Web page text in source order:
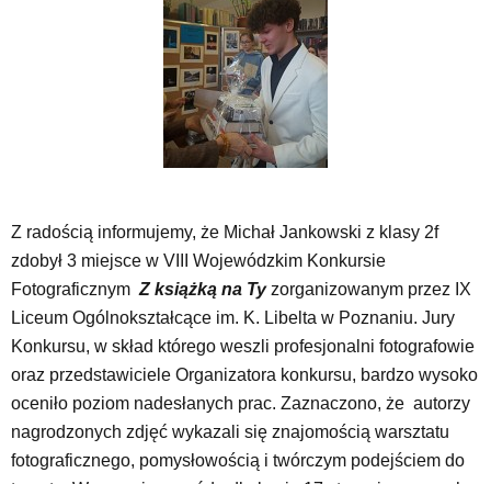
Z radością informujemy, że Michał Jankowski z klasy 2f
zdobył 3 miejsce w VIII Wojewódzkim Konkursie
Fotograficznym Z książką na Tyzorganizowanym przez IX
Liceum Ogólnokształcące im. K. Libelta w Poznaniu. Jury
Konkursu, w skład którego weszli profesjonalni fotografowie
oraz przedstawiciele Organizatora konkursu, bardzo wysoko
oceniło poziom nadesłanych prac. Zaznaczono, że autorzy
nagrodzonych zdjęć wykazali się znajomością warsztatu
fotograficznego, pomysłowością i twórczym podejściem do